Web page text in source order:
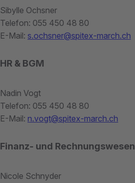
Sibylle Ochsner
Telefon: 055 450 48 80
E-Mail: s.ochsner@spitex-march.ch
HR & BGM
Nadin Vogt
Telefon: 055 450 48 80
E-Mail: n.vogt@spitex-march.ch
Finanz- und Rechnungswesen
Nicole Schnyder